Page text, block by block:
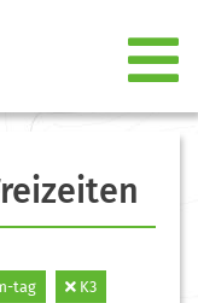
tag K3